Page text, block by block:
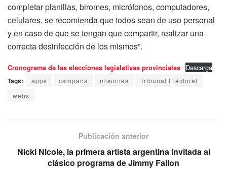
completar planillas, biromes, micrófonos, computadores,
celulares, se recomienda que todos sean de uso personal
y en caso de que se tengan que compartir, realizar una
correcta desinfección de los mismos”.
Cronograma de las elecciones legislativas provinciales Descarga
Tags: apps campaña misiones
Tribunal Electoral
webs
Publicación anterior
Nicki Nicole, la primera artista argentina invitada al
clásico programa de Jimmy Fallon